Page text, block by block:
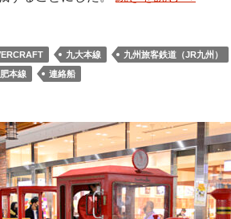
九大本線 九州旅客鉄道（JR九州）
本線 連絡船